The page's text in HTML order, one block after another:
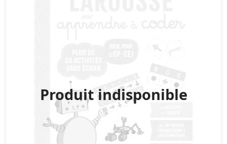
Produit indisponible